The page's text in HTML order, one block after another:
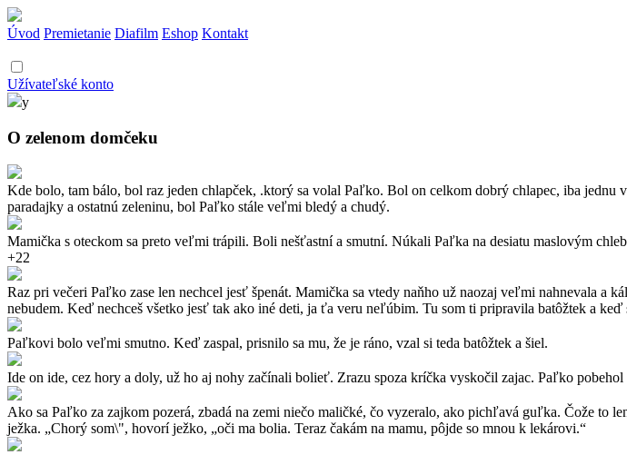
Úvod Premietanie Diafilm Eshop Kontakt
Užívateľské konto
y
O zelenom domčeku
Kde bolo, tam bálo, bol raz jeden chlapček, .ktorý sa volal Paľko. Bol on celkom dobrý chlapec, iba
paradajky a ostatnú zeleninu, bol Paľko stále veľmi bledý a chudý.
Mamička s oteckom sa preto veľmi trápili. Boli nešťastní a smutní. Núkali Paľka na desiatu maslovým
+22
Raz pri večeri Paľko zase len nechcel jesť špenát. Mamička sa vtedy naňho už naozaj veľmi nahnevala a
nebudem. Keď nechceš všetko jesť tak ako iné deti, ja ťa veru neľúbim. Tu som ti pripravila batôžtek a keď
Paľkovi bolo veľmi smutno. Keď zaspal, prisnilo sa mu, že je ráno, vzal si teda batôžtek a šiel.
Ide on ide, cez hory a doly, už ho aj nohy začínali bolieť. Zrazu spoza kríčka vyskočil zajac. Paľko
Ako sa Paľko za zajkom pozerá, zbadá na zemi niečo maličké, čo vyzeralo, ako pichľavá guľka. Čože
ježka. „Chorý som\", hovorí ježko, „oči ma bolia. Teraz čakám na mamu, pôjde so mnou k lekárovi.“